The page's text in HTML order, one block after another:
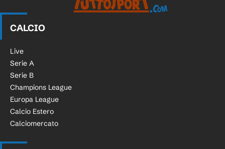
CALCIO
Live
Serie A
Serie B
Champions League
Europa League
Calcio Estero
Calciomercato